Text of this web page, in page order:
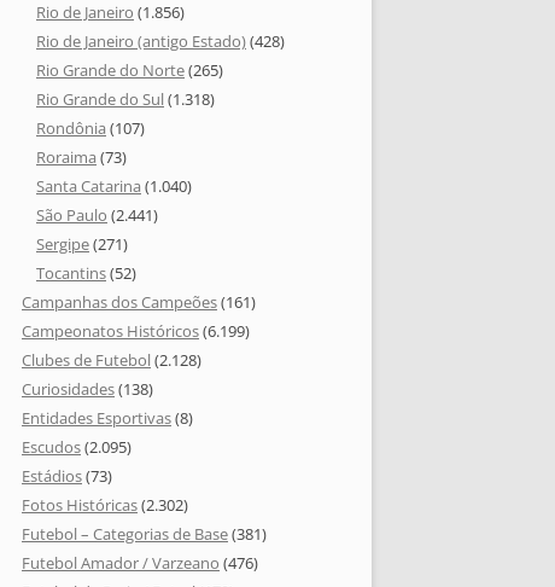
Rio de Janeiro (1.856)
Rio de Janeiro (antigo Estado)(428)
Rio Grande do Norte(265)
Rio Grande do Sul(1.318)
Rondônia (107)
Roraima (73)
Santa Catarina (1.040)
São Paulo (2.441)
Sergipe(271)
Tocantins(52)
Campanhas dos Campeões(161)
Campeonatos Históricos(6.199)
Clubes de Futebol(2.128)
Curiosidades(138)
Entidades Esportivas(8)
Escudos(2.095)
Estádios(73)
Fotos Históricas(2.302)
Futebol – Categorias de Base(381)
Futebol Amador / Varzeano (476)